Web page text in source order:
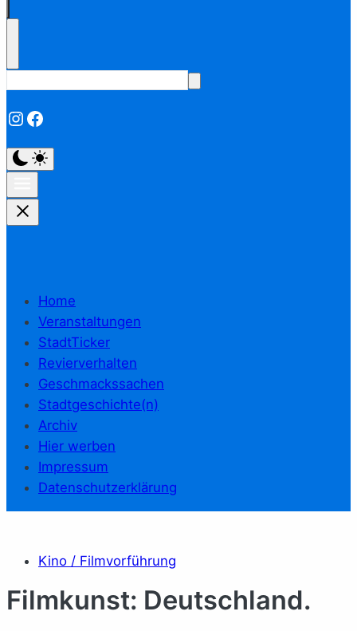
Instagram
Facebook
Home
Veranstaltungen
StadtTicker
Revierverhalten
Geschmackssachen
Stadtgeschichte(n)
Archiv
Hier werben
Impressum
Datenschutzerklärung
Kino / Filmvorführung
Filmkunst: Deutschland.